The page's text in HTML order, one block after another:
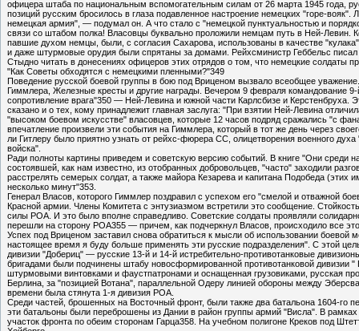
офицера штаба по национальным вспомогательным силам от 26 марта 1945 года,
позиций русским бросилось в глаза подавленное настроение немецких "горе-
немецкая армия", — подумал он. А что стало с "немецкой пунктуальностью и
связи со штабом полка! Власовцы буквально проложили немцам путь в Ней-Левин.
павшие духом немцы, были, с согласия Сахарова, использованы в качестве
и даже штурмовые орудия были спрятаны за домами. Рейхсминистр Геббельс
Стыдно читать в донесениях офицеров этих отрядов о том, что немецкие солдаты
"Как Советы обходятся с немецкими пленными?"349
Поведение русской боевой группы в бою под Вриценом вызвало всеобщее
Гиммлера, Железные кресты и другие награды. Вечером 9 февраля командование
сопротивление врага"350 — Ней-Левина и южной части Карлсбизе и
сказано и о тех, кому принадлежит главная заслуга: "При взятии Ней-Левина
"высоком боевом искусстве" власовцев, которые 12 часов подряд сражались "с
впечатление произвели эти события на Гиммлера, который в тот же день через
ли Гитлеру было приятно узнать от рейхс-фюрера СС, олицетворения военного
войска".
Ради полноты картины приведем и советскую версию событий. В книге "Они среди
состоявшей, как нам известно, из отобранных добровольцев, "часто" заходили
расстрелять семерых солдат, а также майора Кезарева и капитана Подобеда
несколько минут"353.
Генерал Власов, которого Гиммлер поздравил с успехом его "смелой и отважной
Красной армии. Члены Комитета с энтузиазмом встретили это сообщение.
силы РОА. И это было вполне справедливо. Советские солдаты проявляли
перешли на сторону POA355 — причем, как подчеркнул Власов, происходило все
Успех под Вриценом заставил снова обратиться к мысли об использовании
настоящее время я буду больше применять эти русские подразделения". С этой
дивизии "Добериц" — русские 13-й и 14-й истребительно-противотанковые
бригадами были подчинены штабу новосформированной противотанковой дивизии
штурмовыми винтовками и фаустпатронами и оснащенная грузовиками, русская
Берлина, за "позицией Вотана", параллельной Одеру линией обороны между
времени была стянута 1-я дивизия РОА.
Среди частей, брошенных на Восточный фронт, были также два батальона 1604-го
эти батальоны были переброшены из Дании в район группы армий "Висла". В
участок фронта по обеим сторонам Гарца358. На учебном полигоне Креков под